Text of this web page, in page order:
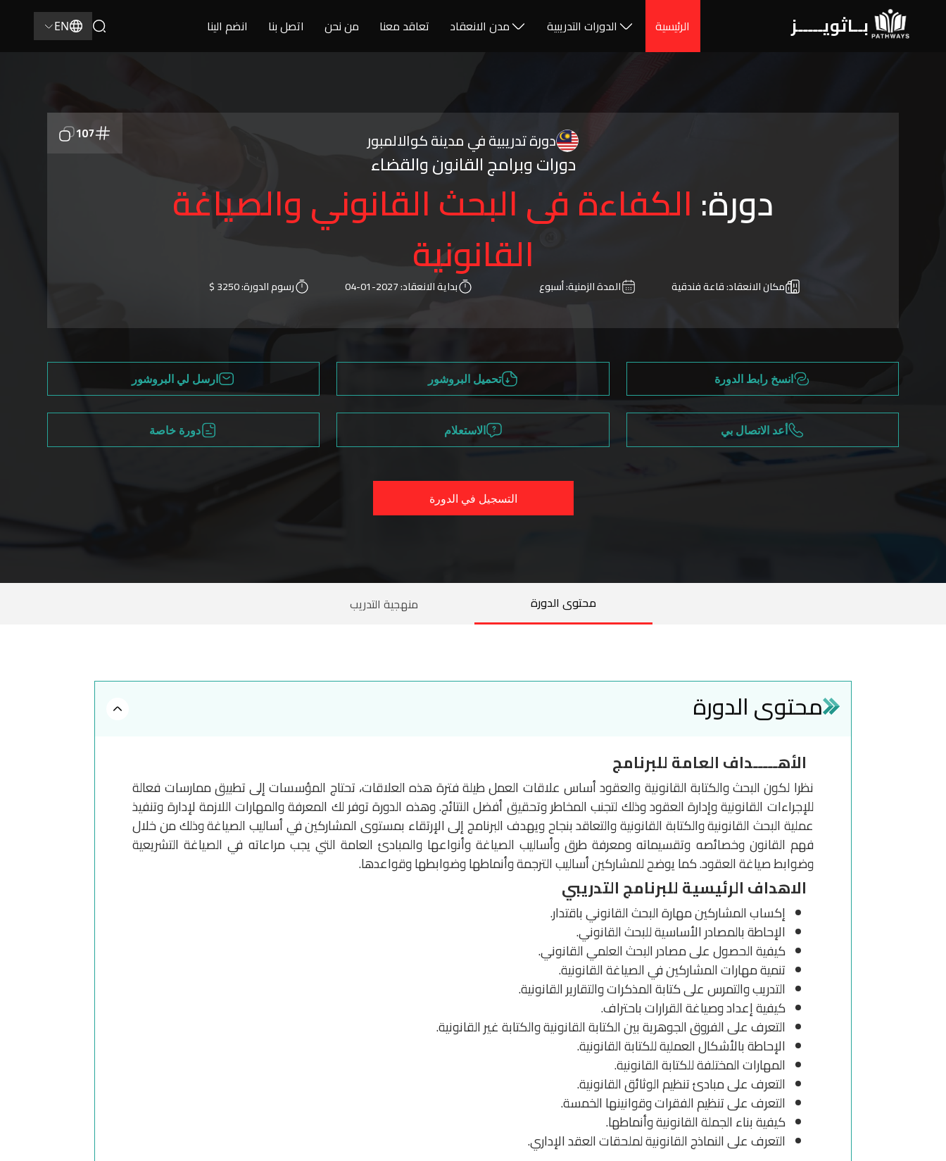
بــاثويـــــز الرئيسية الدورات التدريبية مدن الانعقاد تعاقد معنا من نحن اتصل بنا انضم الينا EN
107 دورة تدريبية في مدينة كوالالمبور
دورات وبرامج القانون والقضاء
دورة: الكفاءة فى البحث القانوني والصياغة
القانونية
مكان الانعقاد:قاعة فندقية المدة الزمنية:أسبوع بداية الانعقاد:2027-01-04 رسوم الدورة:3250 $
انسخ رابط الدورة تحميل البروشور ارسل لي البروشور
أعد الاتصال بي الاستعلام دورة خاصة
التسجيل في الدورة
محتوى الدورة منهجية التدريب
محتوى الدورة
الأهـــــداف العامة للبرنامج
نظرا لكون البحث والكتابة القانونية والعقود أساس علاقات العمل طيلة فترة هذه العلاقات، تحتاج المؤسسات إلى تطبيق ممارسات فعالة
للإجراءات القانونية وإدارة العقود وذلك لتجنب المخاطر وتحقيق أفضل النتائج. وهذه الدورة توفر لك المعرفة والمهارات اللازمة لإدارة وتنفيذ
عملية البحث القانونية والكتابة القانونية والتعاقد بنجاح ويهدف البرنامج إلى الإرتقاء بمستوى المشاركين في أساليب الصياغة وذلك من خلال
فهم القانون وخصائصه وتقسيماته ومعرفة طرق وأساليب الصياغة وأنواعها والمبادئ العامة التي يجب مراعاته في الصياغة التشريعية
وضوابط صياغة العقود. كما يوضح للمشاركين أساليب الترجمة وأنماطها وضوابطها وقواعدها.
الاهداف الرئيسية للبرنامج التدريبي
إكساب المشاركين مهارة البحث القانوني باقتدار.
الإحاطة بالمصادر الأساسية للبحث القانوني.
كيفية الحصول على مصادر البحث العلمي القانوني.
تنمية مهارات المشاركين في الصياغة القانونية.
التدريب والتمرس على كتابة المذكرات والتقارير القانونية.
كيفية إعداد وصياغة القرارات باحتراف.
التعرف على الفروق الجوهرية بين الكتابة القانونية والكتابة غير القانونية.
الإحاطة بالأشكال العملية للكتابة القانونية.
المهارات المختلفة للكتابة القانونية.
التعرف على مبادئ تنظيم الوثائق القانونية.
التعرف على تنظيم الفقرات وقوانينها الخمسة.
كيفية بناء الجملة القانونية وأنماطها.
التعرف على النماذج القانونية لملحقات العقد الإداري.